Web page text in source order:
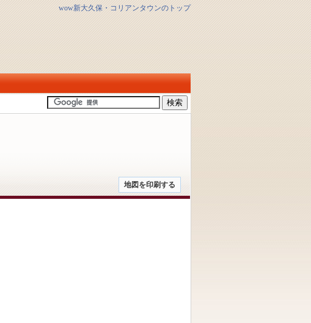
wow新大久保・コリアンタウンのトップ
地図を印刷する